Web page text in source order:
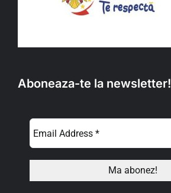
Aboneaza-te la newsletter!